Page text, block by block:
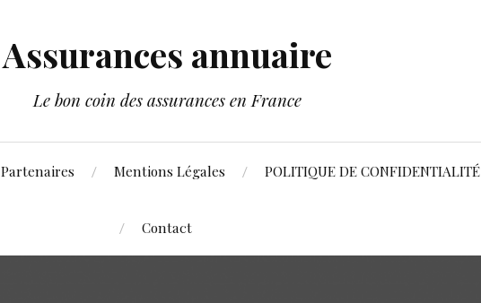
Assurances annuaire
Le bon coin des assurances en France
Partenaires Mentions Légales POLITIQUE DE CONFIDENTIALITÉ
Contact